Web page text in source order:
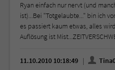
Ryan einfach nur nervt (und
ist)...Bei "Totgelaubte..." bin ich
es passiert kaum etwas, alles
Auflösung ist
11.10.2010 10:18:49